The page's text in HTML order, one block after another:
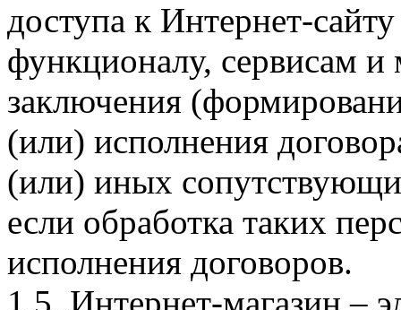
доступа к Интернет-
функционалу, сервисам и
заключения
(или) исполнения
(или) иных
если обработка таких
исполнения договоров.